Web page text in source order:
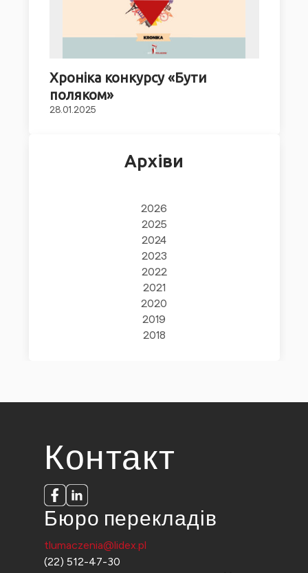
Хроніка конкурсу «Бути
поляком»
28.01.2025
Архіви
2026
2025
2024
2023
2022
2021
2020
2019
2018
Контакт
Бюро перекладів
tlumaczenia@lidex.pl
(22) 512-47-30